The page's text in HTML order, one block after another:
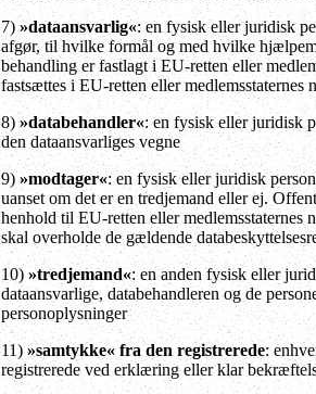
7)»dataansvarlig«: en fysisk eller juridisk
afgør, til hvilke formål og med hvilke
behandling er fastlagt i EU-retten eller
fastsættes i EU-retten eller medlemsstaternes
8)»databehandler«: en fysisk eller juridisk
den dataansvarliges vegne
9) »modtager«: en fysisk eller juridisk
uanset om det er en tredjemand eller ej.
henhold til EU-retten eller medlemsstaternes
skal overholde de gældende
10) »tredjemand«: en anden fysisk eller
dataansvarlige, databehandleren og de
personoplysninger
11)»samtykke« fra den registrerede:
registrerede ved erklæring eller klar